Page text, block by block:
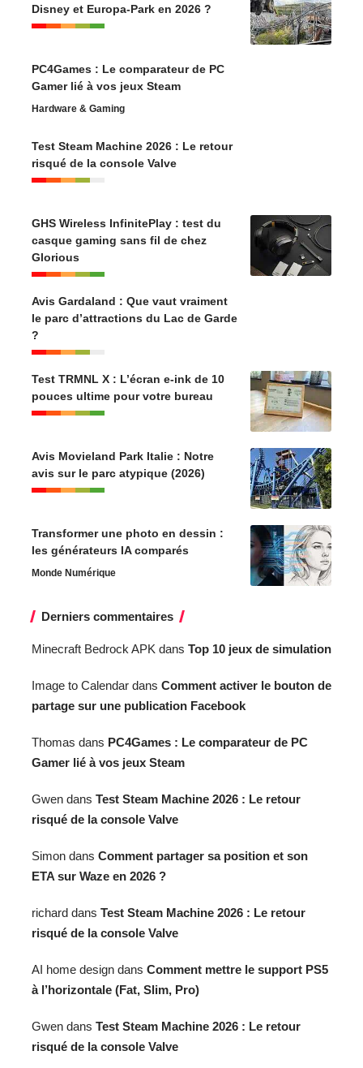
Disney et Europa-Park en 2026 ?
PC4Games : Le comparateur de PC
Gamer lié à vos jeux Steam
Hardware & Gaming
Test Steam Machine 2026 : Le retour
risqué de la console Valve
GHS Wireless InfinitePlay : test du
casque gaming sans fil de chez
Glorious
Avis Gardaland : Que vaut vraiment
le parc d’attractions du Lac de Garde
?
Test TRMNL X : L’écran e-ink de 10
pouces ultime pour votre bureau
Avis Movieland Park Italie : Notre
avis sur le parc atypique (2026)
Transformer une photo en dessin :
les générateurs IA comparés
Monde Numérique
Derniers commentaires
Minecraft Bedrock APK dans Top 10 jeux de simulation
Image to Calendar dans Comment activer le bouton de
partage sur une publication Facebook
Thomas dans PC4Games : Le comparateur de PC
Gamer lié à vos jeux Steam
Gwen dans Test Steam Machine 2026 : Le retour
risqué de la console Valve
Simon dans Comment partager sa position et son
ETA sur Waze en 2026 ?
richard dans Test Steam Machine 2026 : Le retour
risqué de la console Valve
AI home design dans Comment mettre le support PS5
à l’horizontale (Fat, Slim, Pro)
Gwen dans Test Steam Machine 2026 : Le retour
risqué de la console Valve